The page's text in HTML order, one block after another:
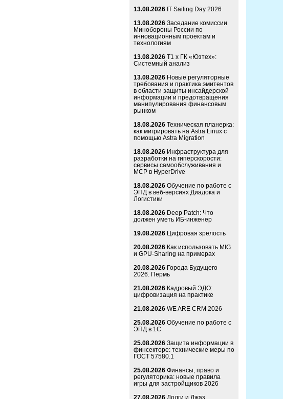
13.08.2026 IT Sailing Day 2026
13.08.2026 Заседание комиссии
Минобороны России по
инновационным проектам и
технологиям
13.08.2026 Т1 x ГК «Юзтех»:
Системный анализ
13.08.2026 Новые регуляторные
требования и практика эмитентов
в области защиты инсайдерской
информации и предотвращения
манипулирования финансовым
рынком
18.08.2026 Техническая планерка:
как мигрировать на Astra Linux с
помощью Astra Migration
18.08.2026 Инфраструктура для
разработки на гиперскорости:
сервисы самообслуживания и
MCP в HyperDrive
18.08.2026 Обучение по работе с
ЭПД в веб-версиях Диадока и
Логистики
18.08.2026 Deep Patch: Что
должен уметь ИБ-инженер
19.08.2026 Цифровая зрелость
20.08.2026 Как использовать MIG
и GPU-Sharing на примерах
20.08.2026 Города Будущего
2026. Пермь
21.08.2026 Кадровый ЭДО:
цифровизация на практике
21.08.2026 WE ARE CRM 2026
25.08.2026 Обучение по работе с
ЭПД в 1С
25.08.2026 Защита информации в
финсекторе: технические меры по
ГОСТ 57580.1
25.08.2026 Финансы, право и
регуляторика: новые правила
игры для застройщиков 2026